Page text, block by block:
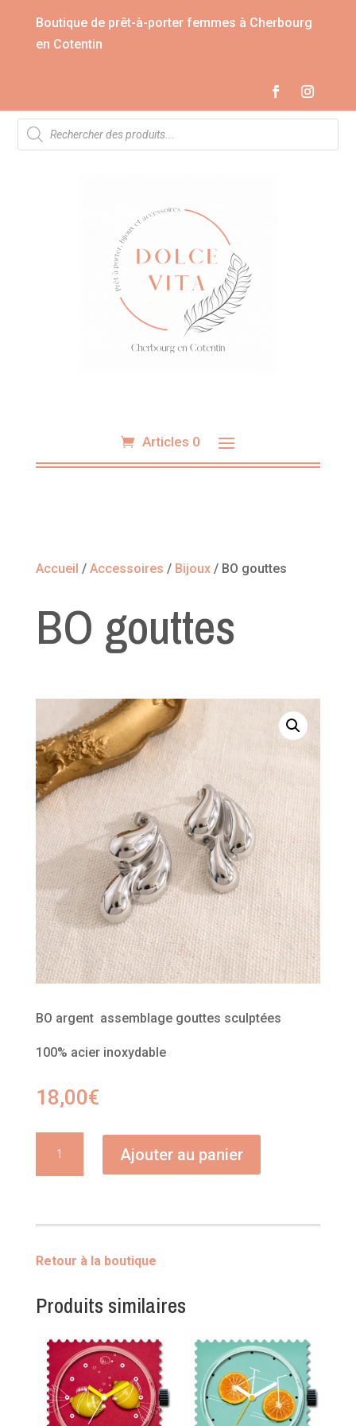
Boutique de prêt-à-porter femmes à Cherbourg
en Cotentin
Recherche
de
produits
Articles 0
Accueil / Accessoires / Bijoux/ BO gouttes
BO gouttes
BO argent assemblage gouttes sculptées
100% acier inoxydable
18,00€
Ajouter au panier
Retour à la boutique
Produits similaires